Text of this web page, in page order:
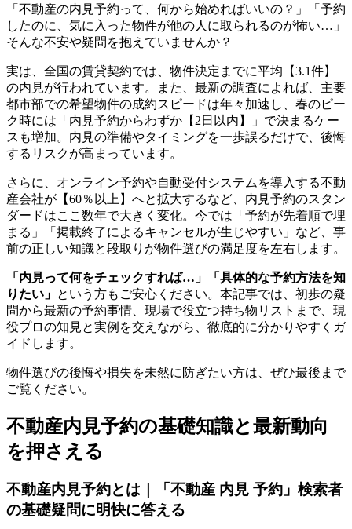
「不動産の内見予約って、何から始めればいいの？」「予約
したのに、気に入った物件が他の人に取られるのが怖い…」
そんな不安や疑問を抱えていませんか？
実は、全国の賃貸契約では、物件決定までに平均【3.1件】
の内見が行われています。また、最新の調査によれば、主要
都市部での希望物件の成約スピードは年々加速し、春のピー
ク時には「内見予約からわずか【2日以内】」で決まるケー
スも増加。内見の準備やタイミングを一歩誤るだけで、後悔
するリスクが高まっています。
さらに、オンライン予約や自動受付システムを導入する不動
産会社が【60％以上】へと拡大するなど、内見予約のスタン
ダードはここ数年で大きく変化。今では「予約が先着順で埋
まる」「掲載終了によるキャンセルが生じやすい」など、事
前の正しい知識と段取りが物件選びの満足度を左右します。
「内見って何をチェックすれば…」「具体的な予約方法を知
りたい」 という方もご安心ください。本記事では、初歩の疑
問から最新の予約事情、現場で役立つ持ち物リストまで、現
役プロの知見と実例を交えながら、徹底的に分かりやすくガ
イドします。
物件選びの後悔や損失を未然に防ぎたい方は、ぜひ最後まで
ご覧ください。
不動産内見予約の基礎知識と最新動向
を押さえる
不動産内見予約とは｜「不動産 内見 予約」検索者
の基礎疑問に明快に答える